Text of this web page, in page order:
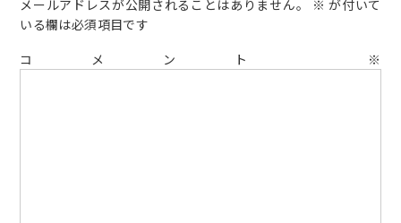
メールアドレスが公開されることはありません。 ※ が付いて
いる欄は必須項目です
コメント ※